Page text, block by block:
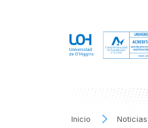
Inicio Noticias